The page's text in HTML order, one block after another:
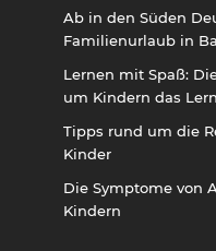
Ab in den Süden
Familienurlaub in
Lernen mit Spaß:
um Kindern das
Tipps rund um die
Kinder
Die Symptome von
Kindern